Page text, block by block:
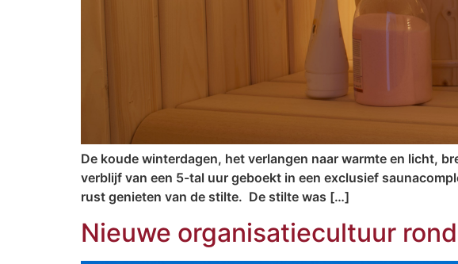
De koude winterdagen, het verlangen naar warmte en licht,
verblijf van een 5-tal uur geboekt in een exclusief
rust genieten van de stilte. De stilte was […]
Nieuwe organisatiecultuur